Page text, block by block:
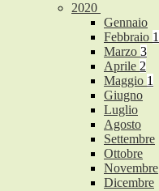
2020
Gennaio
Febbraio 1
Marzo 3
Aprile 2
Maggio 1
Giugno
Luglio
Agosto
Settembre
Ottobre
Novembre
Dicembre